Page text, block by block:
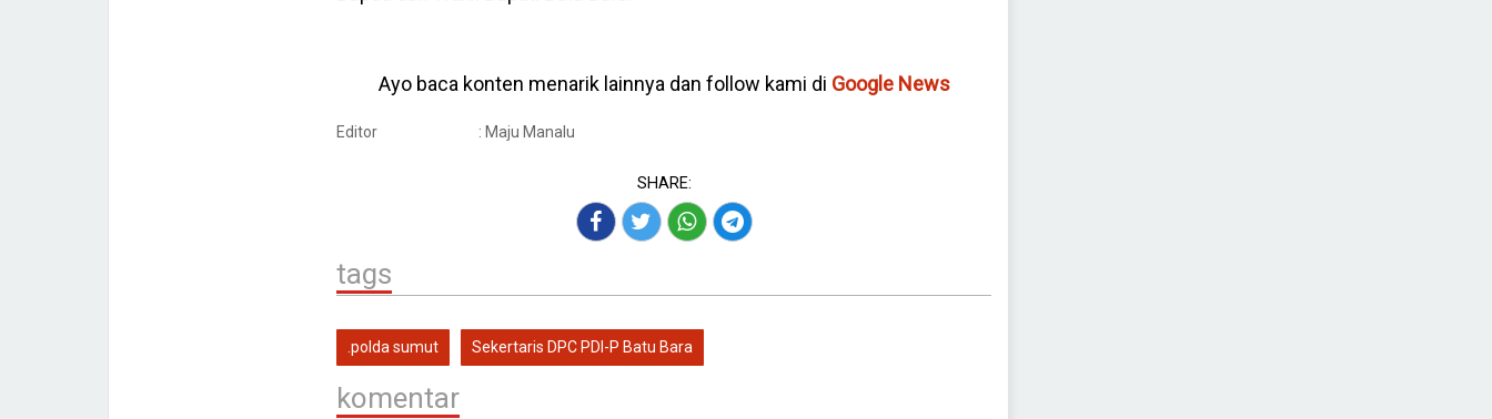
Ayo baca konten menarik lainnya dan follow kami di Google News
Editor : Maju Manalu
SHARE:
tags
.polda sumut Sekertaris DPC PDI-P Batu Bara
komentar